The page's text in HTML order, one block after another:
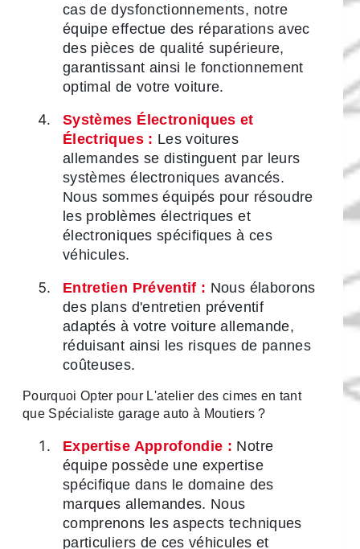
cas de dysfonctionnements, notre
équipe effectue des réparations avec
des pièces de qualité supérieure,
garantissant ainsi le fonctionnement
optimal de votre voiture.
Systèmes Électroniques et
Électriques : Les voitures
allemandes se distinguent par leurs
systèmes électroniques avancés.
Nous sommes équipés pour résoudre
les problèmes électriques et
électroniques spécifiques à ces
véhicules.
Entretien Préventif : Nous élaborons
des plans d'entretien préventif
adaptés à votre voiture allemande,
réduisant ainsi les risques de pannes
coûteuses.
Pourquoi Opter pour L'atelier des cimes en tant
que Spécialiste garage auto à Moutiers ?
Expertise Approfondie : Notre
équipe possède une expertise
spécifique dans le domaine des
marques allemandes. Nous
comprenons les aspects techniques
particuliers de ces véhicules et